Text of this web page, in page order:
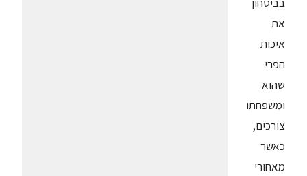
את
איכות
הפרי
שהוא
ומשפחתו
צורכים,
כאשר
מאחורי